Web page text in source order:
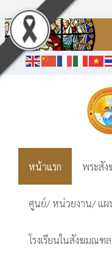
หน้าแรก พระสัง
ศูนย์/ หน่วยงาน/ แผ
โรงเรียนในสังฆมณฑล